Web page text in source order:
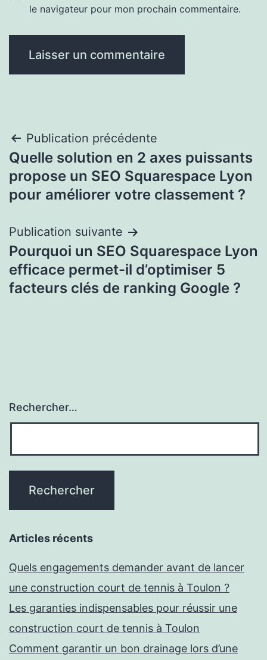
le navigateur pour mon prochain commentaire.
Navigation
de
l’article
Publication précédente
Quelle solution en 2 axes puissants
propose un SEO Squarespace Lyon
pour améliorer votre classement ?
Publication suivante
Pourquoi un SEO Squarespace Lyon
efficace permet-il d’optimiser 5
facteurs clés de ranking Google ?
Rechercher…
Articles récents
Quels engagements demander avant de lancer
une construction court de tennis à Toulon ?
Les garanties indispensables pour réussir une
construction court de tennis à Toulon
Comment garantir un bon drainage lors d’une